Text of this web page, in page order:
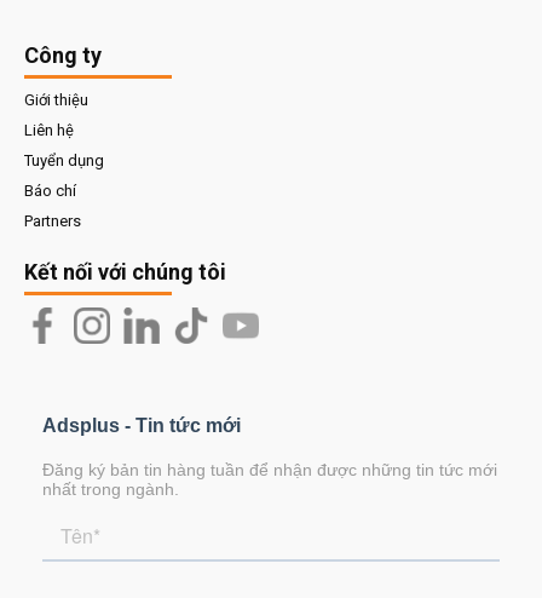
Công ty
Giới thiệu
Liên hệ
Tuyển dụng
Báo chí
Partners
Kết nối với chúng tôi